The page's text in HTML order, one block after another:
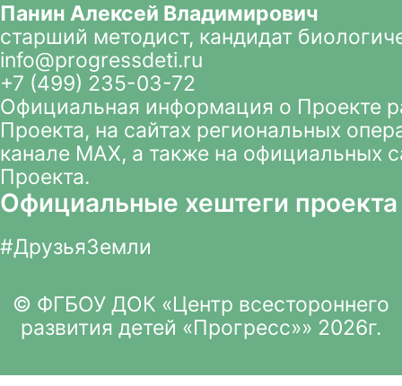
Панин Алексей Владимирович
старший методист, кандидат
info@progressdeti.ru
+7 (499) 235-03-72
Официальная информация о Проекте
Проекта, на сайтах региональных
канале MAX, а также на официальных
Проекта.
Официальные хештеги проекта
#ДрузьяЗемли
© ФГБОУ ДОК «Центр всестороннего
развития детей «Прогресс»» 2026г.